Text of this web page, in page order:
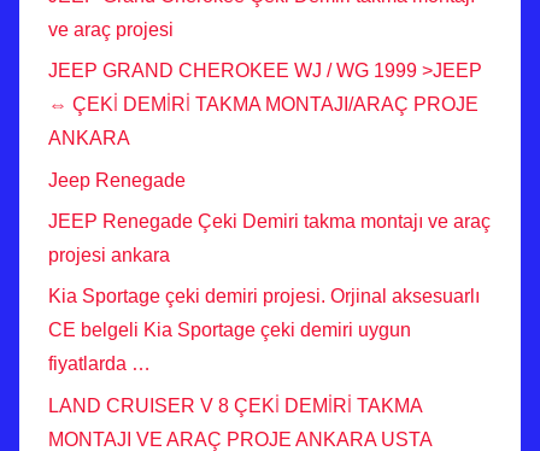
ve araç projesi
JEEP GRAND CHEROKEE WJ / WG 1999 >JEEP
⇔ ÇEKİ DEMİRİ TAKMA MONTAJI/ARAÇ PROJE
ANKARA
Jeep Renegade
JEEP Renegade Çeki Demiri takma montajı ve araç
projesi ankara
Kia Sportage çeki demiri projesi. Orjinal aksesuarlı
CE belgeli Kia Sportage çeki demiri uygun
fiyatlarda …
LAND CRUISER V 8 ÇEKİ DEMİRİ TAKMA
MONTAJI VE ARAÇ PROJE ANKARA USTA